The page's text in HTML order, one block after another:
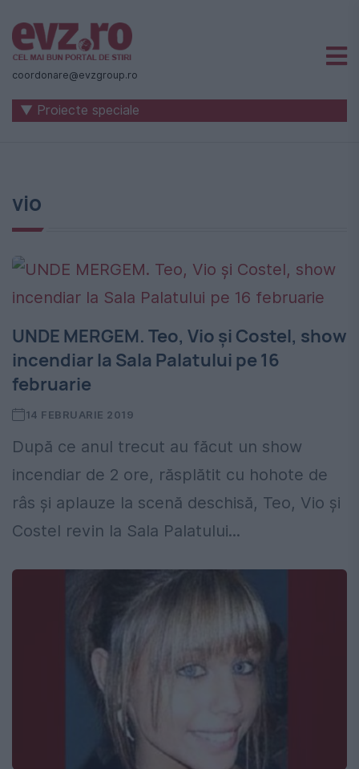
Știri
naționale
internaționale
-
Evenimentul
Zilei
coordonare@evzgroup.ro
▼ Proiecte speciale
vio
UNDE MERGEM. Teo, Vio și Costel, show
incendiar la Sala Palatului pe 16
februarie
14 FEBRUARIE 2019
După ce anul trecut au făcut un show
incendiar de 2 ore, răsplătit cu hohote de
râs și aplauze la scenă deschisă, Teo, Vio și
Costel revin la Sala Palatului...